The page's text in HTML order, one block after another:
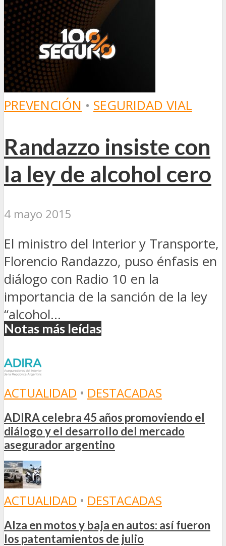
PREVENCIÓN • SEGURIDAD VIAL
Randazzo insiste con
la ley de alcohol cero
4 mayo 2015
El ministro del Interior y Transporte,
Florencio Randazzo, puso énfasis en
diálogo con Radio 10 en la
importancia de la sanción de la ley
“alcohol...
Notas más leídas
ACTUALIDAD • DESTACADAS
ADIRA celebra 45 años promoviendo el
diálogo y el desarrollo del mercado
asegurador argentino
ACTUALIDAD • DESTACADAS
Alza en motos y baja en autos: así fueron
los patentamientos de julio